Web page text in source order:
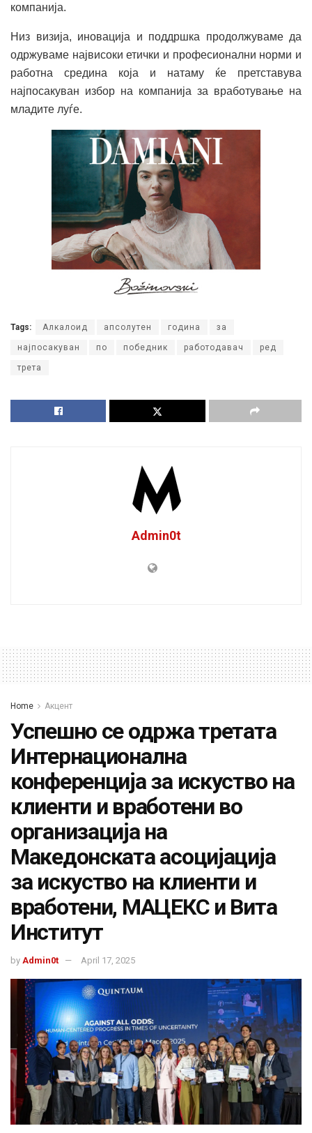
компанија.
Низ визија, иновација и поддршка продолжуваме да
одржуваме највисоки етички и професионални норми и
работна средина која и натаму ќе претставува
најпосакуван избор на компанија за вработување на
младите луѓе.
Tags: Алкалоид апсолутен година за
најпосакуван по победник работодавач ред
трета
Admin0t
Home Акцент
Успешно се одржа третата
Интернационална
конференција за искуство на
клиенти и вработени во
организација на
Македонската асоцијација
за искуство на клиенти и
вработени, МАЦЕКС и Вита
Институт
by Admin0t April 17, 2025